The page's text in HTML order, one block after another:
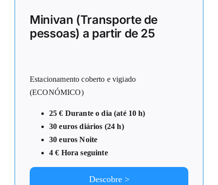
Minivan (Transporte de
pessoas) a partir de 25
Estacionamento coberto e vigiado
(ECONÓMICO)
25 € Durante o dia (até 10 h)
30 euros diários (24 h)
30 euros Noite
4 € Hora seguinte
Descobre >